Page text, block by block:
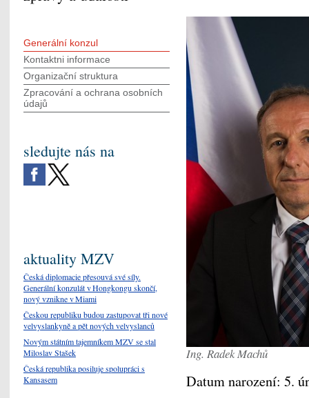
Ing. Radek Machů
Datum narození: 5.
Generální konzul
Kontaktni informace
Organizační struktura
Zpracování a ochrana osobních
údajů
sledujte nás na
aktuality MZV
Česká diplomacie přesouvá své síly.
Generální konzulát v Hongkongu skončí,
nový vznikne v Miami
Českou republiku budou zastupovat tři nové
velvyslankyně a pět nových velvyslanců
Novým státním tajemníkem MZV se stal
Miloslav Stašek
Česká republika posiluje spolupráci s
Kansasem